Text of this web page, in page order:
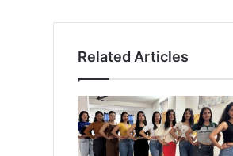
Related Articles